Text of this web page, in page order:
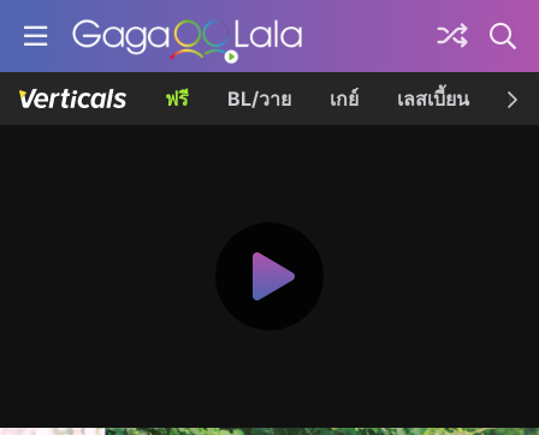
ฟรี BL/วาย เกย์ เลสเบี้ยน เค